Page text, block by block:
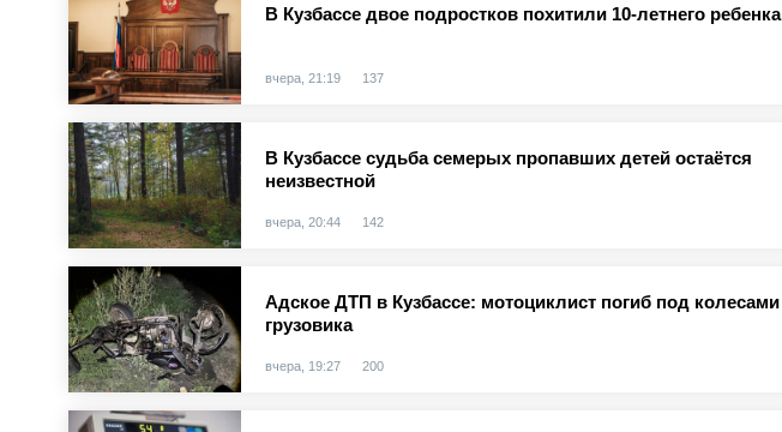
В Кузбассе двое подростков похитили 10-летнего ребенка
вчера, 21:19 137
В Кузбассе судьба семерых пропавших детей остаётся
неизвестной
вчера, 20:44 142
Адское ДТП в Кузбассе: мотоциклист погиб под колесами
грузовика
вчера, 19:27 200